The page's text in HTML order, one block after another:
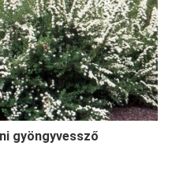
gyöngyvessző